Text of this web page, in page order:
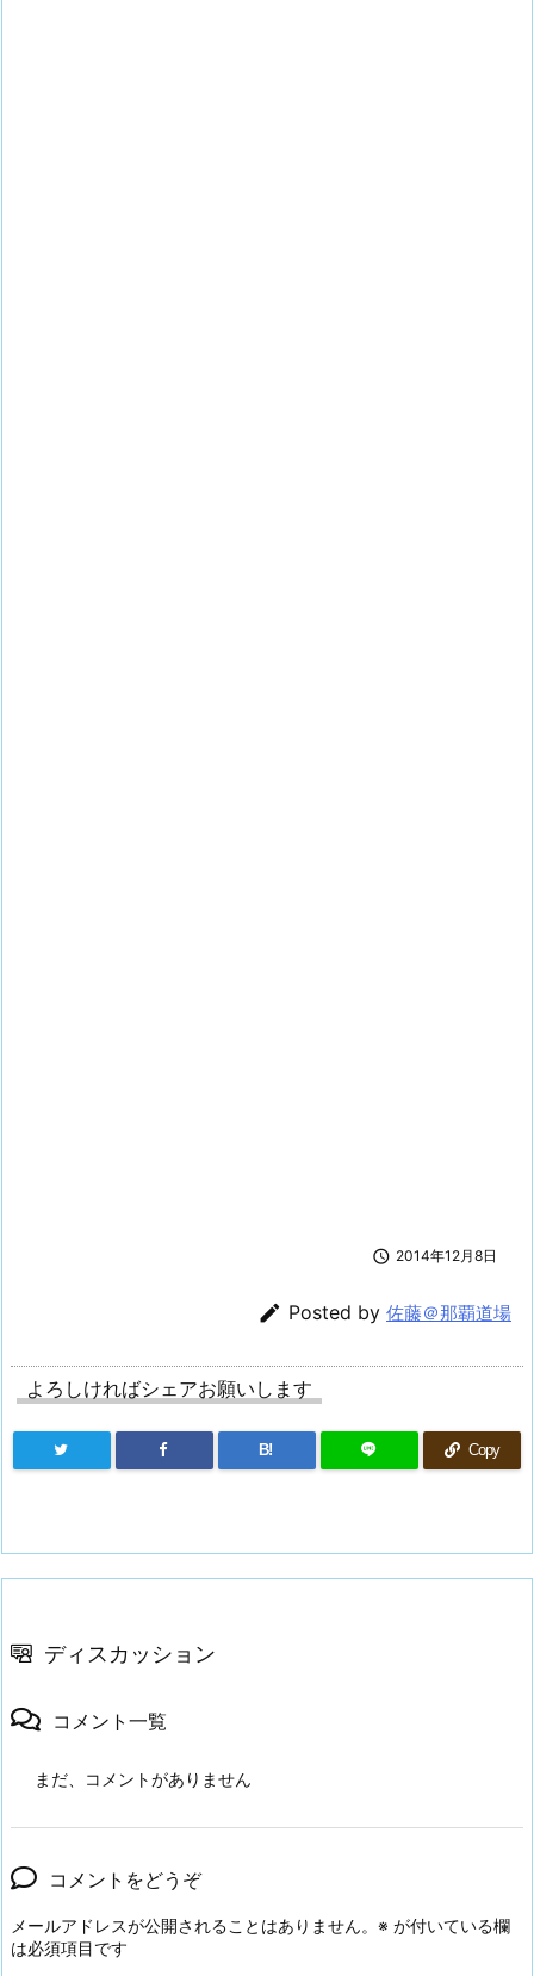
 2014年12月8日
 Posted by 佐藤＠那覇道場
よろしければシェアお願いします
B! Copy
ディスカッション
コメント一覧
まだ、コメントがありません
コメントをどうぞ
メールアドレスが公開されることはありません。 ※ が付いている欄
は必須項目です